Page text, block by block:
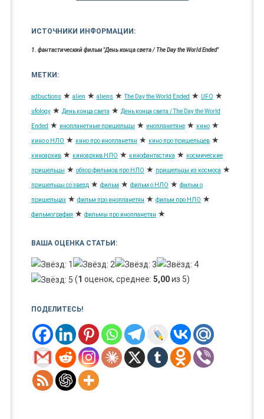
ИСТОЧНИКИ ИНФОРМАЦИИ:
1. фантастический фильм "День конца света / The Day the World Ended"
МЕТКИ:
adbuctions ★ alien ★ aliens ★The Day the World Ended ★ UFO ★
ufology ★ День конца света ★ День конца света / The Day the World
Ended ★ инопланетные пришельцы ★ инопланетяне ★ кино ★
кино о НЛО ★ кино про инопланетян ★ кино про пришельцев ★
киноархив ★ киноархив НЛО ★ кинофантастика ★ космические
пришельцы ★ обзор фильмов про НЛО ★ пришельцы из космоса ★
пришельцы со звезд ★ фильм ★ фильм о НЛО ★ фильм о
пришельцах ★ фильм про инопланетян ★ фильм про НЛО ★
фильмография ★ фильмы про инопланетян ★
ВАША ОЦЕНКА СТАТЬИ:
(1 оценок, среднее: 5,00из 5)
ПОДЕЛИТЕСЬ!